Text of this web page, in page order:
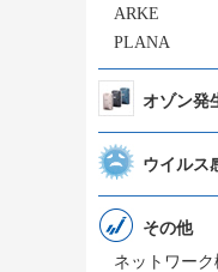
ARKE
PLANA
オゾン発
ウイルス
その他
ネットワーク